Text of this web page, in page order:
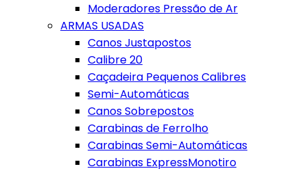
Moderadores Pressão de Ar
ARMAS USADAS
Canos Justapostos
Calibre 20
Caçadeira Pequenos Calibres
Semi-Automáticas
Canos Sobrepostos
Carabinas de Ferrolho
Carabinas Semi-Automáticas
Carabinas ExpressMonotiro